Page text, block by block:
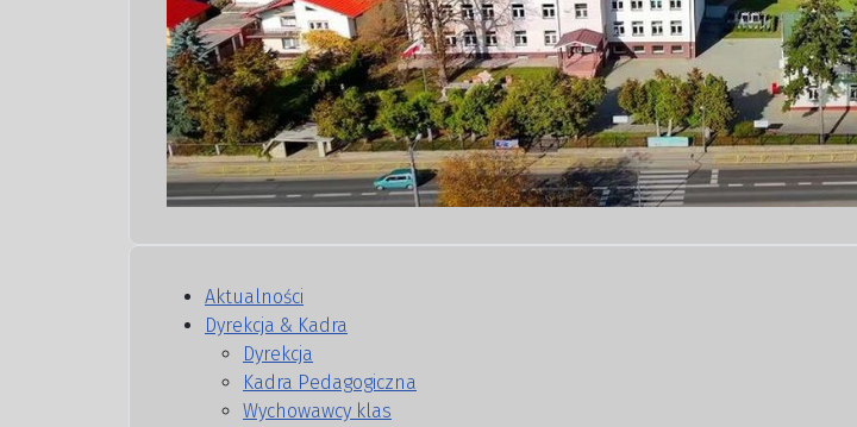
Aktualności
Dyrekcja & Kadra
Dyrekcja
Kadra Pedagogiczna
Wychowawcy klas